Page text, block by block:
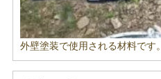
外壁塗装で使用される材料です。